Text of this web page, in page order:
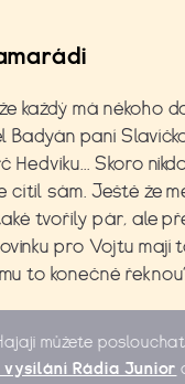
každý má někoho
Badyán paní
Hedviku... Skoro
cítil sám. Ještě že
tvořily pár, ale
pro Vojtu mají
to konečně
můžete
vysílání Rádia Junior